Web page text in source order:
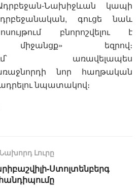
Նախիջևան կապի
գուցե նաև
բնորոշվելու է
միջանցք» եզրով։
առավելապես
նոր հաղթական
նպատակով։
Լուրը
Ստոլտենբերգ